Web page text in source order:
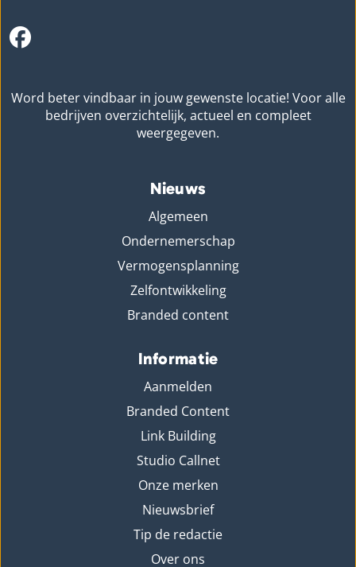
Word beter vindbaar in jouw gewenste locatie! Voor alle
bedrijven overzichtelijk, actueel en compleet
weergegeven.
Nieuws
Algemeen
Ondernemerschap
Vermogensplanning
Zelfontwikkeling
Branded content
Informatie
Aanmelden
Branded Content
Link Building
Studio Callnet
Onze merken
Nieuwsbrief
Tip de redactie
Over ons